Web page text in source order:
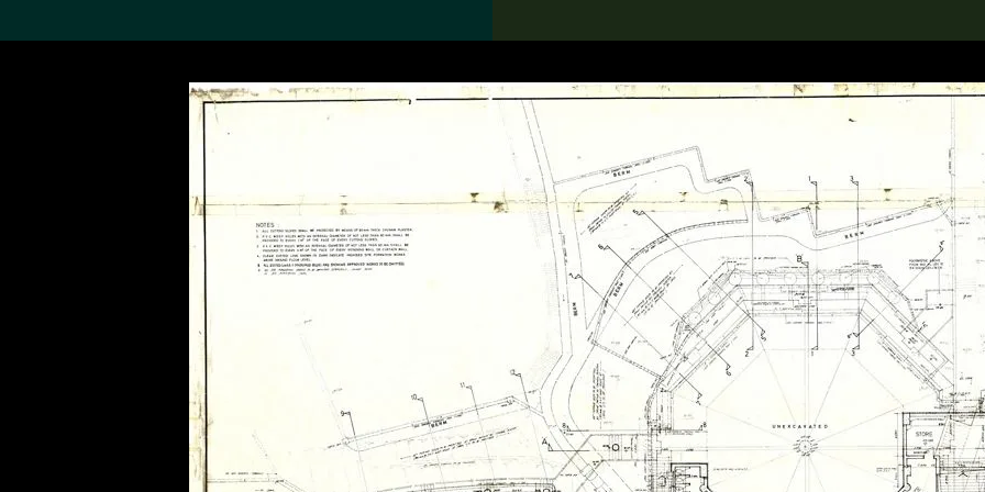
搜索M+藏品 Search the Collection
19,052个结果
关于M+藏品
探索世界顶级的二十及二十
一世纪视觉文化藏品。